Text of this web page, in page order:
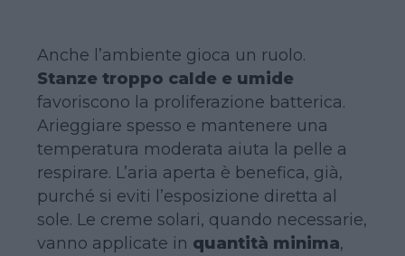
Anche l’ambiente gioca un ruolo.
Stanze troppo calde e umide
favoriscono la proliferazione batterica.
Arieggiare spesso e mantenere una
temperatura moderata aiuta la pelle a
respirare. L’aria aperta è benefica, già,
purché si eviti l’esposizione diretta al
sole. Le creme solari, quando necessarie,
vanno applicate in quantità minima,